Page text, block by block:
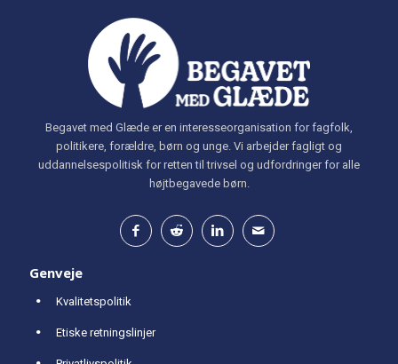
Begavet med Glæde er en interesseorganisation for fagfolk,
politikere, forældre, børn og unge. Vi arbejder fagligt og
uddannelsespolitisk for retten til trivsel og udfordringer for alle
højtbegavede børn.
Genveje
Kvalitetspolitik
Etiske retningslinjer